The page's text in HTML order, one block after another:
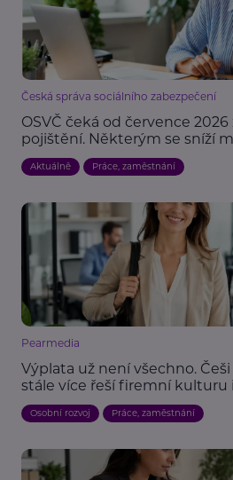
Česká správa sociálního zabezpečení
OSVČ čeká od července
pojištění. Některým se sníží
Aktuálně Práce, zaměstnání
Pearmedia
Výplata už není všechno.
stále více řeší firemní kulturu
Osobní rozvoj Práce, zaměstnání